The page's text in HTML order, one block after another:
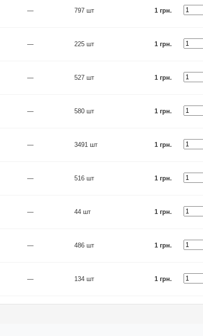
— 797 шт 1 грн.
— 225 шт 1 грн.
— 527 шт 1 грн.
— 580 шт 1 грн.
— 3491 шт 1 грн.
— 516 шт 1 грн.
— 44 шт 1 грн.
— 486 шт 1 грн.
— 134 шт 1 грн.